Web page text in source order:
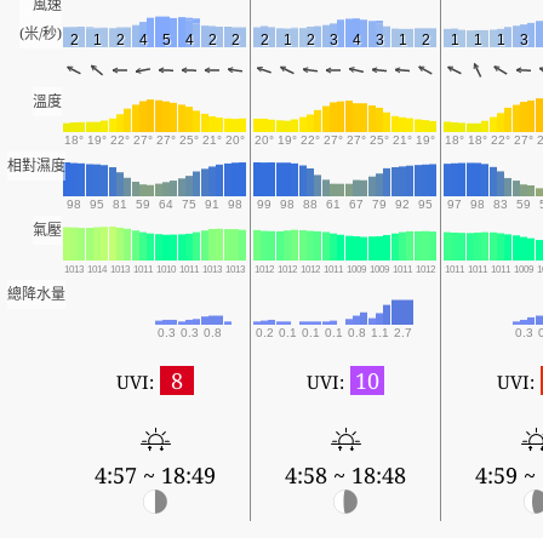
(米/秒) 2 1 2 4 5 4 2 2 2 1 2 3 4 3 1 2 1 1 1 3
溫度
18° 19° 22° 27° 27° 25° 21° 20° 20° 19° 22° 27° 27° 25° 21° 19° 18° 18° 22° 27°
相對濕度
98 95 81 59 64 75 91 98 99 98 88 61 67 79 92 95 97 98 83 59
氣壓
1013 1014 1013 1011 1010 1011 1013 1013 1012 1012 1012 1011 1009 1009 1011 1012 1011 1011 1011 1009
總降水量
0.3 0.3 0.8 0.2 0.1 0.1 0.1 0.8 1.1 2.7 0.3
UVI: 8
4:57 ~ 18:49
UVI: 10
4:58 ~ 18:48
UVI:
4:59 ~